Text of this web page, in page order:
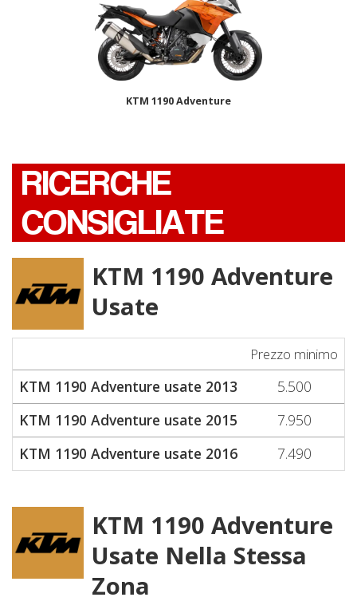
KTM 1190 Adventure
RICERCHE
CONSIGLIATE
KTM 1190 Adventure
Usate
Prezzo minimo
KTM 1190 Adventure usate 2013
5.500
KTM 1190 Adventure usate 2015
7.950
KTM 1190 Adventure usate 2016
7.490
KTM 1190 Adventure
Usate Nella Stessa
Zona